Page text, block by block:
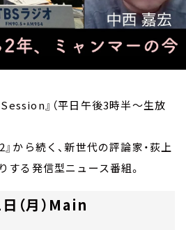
』（平日午後3時半～生放
から続く、新世代の評論家・荻上
する発信型ニュース番組。
（月）Main